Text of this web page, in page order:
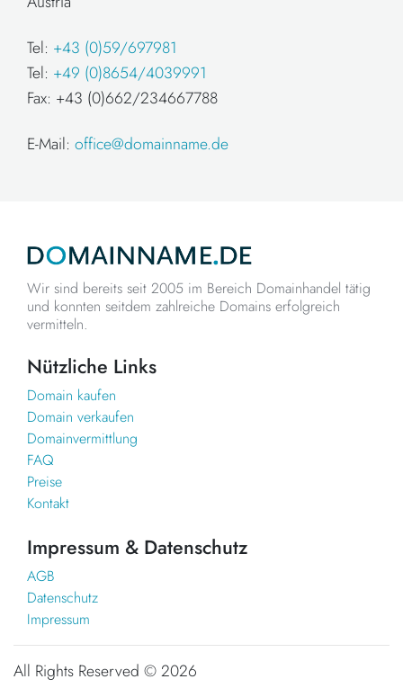
Tel: +43 (0)59/697981
Tel: +49 (0)8654/4039991
Fax: +43 (0)662/234667788
E-Mail: office@domainname.de
Wir sind bereits seit 2005 im Bereich Domainhandel tätig
und konnten seitdem zahlreiche Domains erfolgreich
vermitteln.
Nützliche Links
Domain kaufen
Domain verkaufen
Domainvermittlung
FAQ
Preise
Kontakt
Impressum & Datenschutz
AGB
Datenschutz
Impressum
All Rights Reserved ©2026